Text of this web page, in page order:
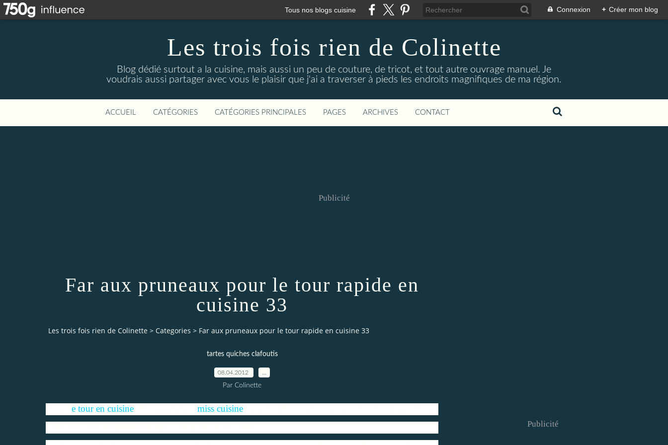
Tous nos blogs cuisine Connexion + Créer mon blog
Les trois fois rien de Colinette
Blog dédié surtout a la cuisine, mais aussi un peu de couture, de tricot, et tout autre ouvrage manuel. Je
voudrais aussi partager avec vous le plaisir que j'ai a traverser à pieds les endroits magnifiques de ma région.
ACCUEIL CATÉGORIES CATÉGORIES PRINCIPALES PAGES ARCHIVES CONTACT
Publicité
Far aux pruneaux pour le tour rapide en
cuisine 33
Les trois fois rien de Colinette > Categories > Far aux pruneaux pour le tour rapide en cuisine 33
tartes quiches clafoutis
08.04.2012
Par Colinette
e tour en cuisine miss cuisine
Publicité